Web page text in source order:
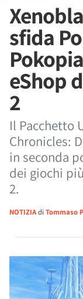
sfida
eShop
2
Il Pacchetto
Chronicles:
in seconda
dei giochi
2.
NOTIZIAdi Tommaso